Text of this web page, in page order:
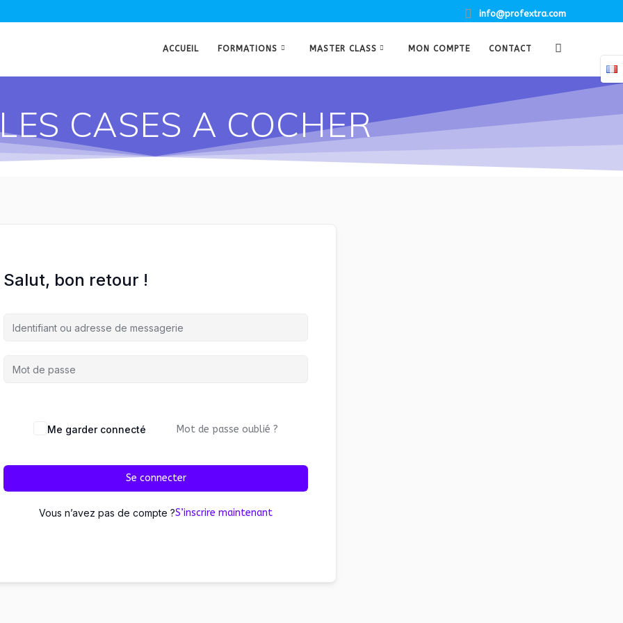
info@profextra.com
ACCUEIL FORMATIONS MASTER CLASS MON COMPTE CONTACT
CASES A COCHER
Salut, bon retour !
Me garder connecté Mot de passe oublié ?
Se connecter
Vous n’avez pas de compte ?S’inscrire maintenant